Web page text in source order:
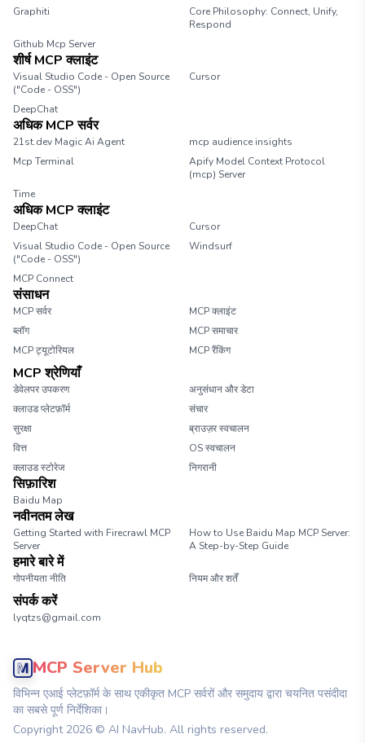
Graphiti
Core Philosophy: Connect, Unify,
Respond
Github Mcp Server
शीर्ष MCP क्लाइंट
Visual Studio Code - Open Source
("Code - OSS")
Cursor
DeepChat
अधिक MCP सर्वर
21st.dev Magic Ai Agent
mcp audience insights
Mcp Terminal
Apify Model Context Protocol
(mcp) Server
Time
अधिक MCP क्लाइंट
DeepChat
Cursor
Visual Studio Code - Open Source
("Code - OSS")
Windsurf
MCP Connect
संसाधन
MCP सर्वर
MCP क्लाइंट
ब्लॉग
MCP समाचार
MCP ट्यूटोरियल
MCP रैंकिंग
MCP श्रेणियाँ
डेवेलपर उपकरण
अनुसंधान और डेटा
क्लाउड प्लेटफ़ॉर्म
संचार
सुरक्षा
ब्राउज़र स्वचालन
वित्त
OS स्वचालन
क्लाउड स्टोरेज
निगरानी
सिफ़ारिश
Baidu Map
नवीनतम लेख
Getting Started with Firecrawl MCP
Server
How to Use Baidu Map MCP Server:
A Step-by-Step Guide
हमारे बारे में
गोपनीयता नीति नियम और शर्तें
संपर्क करें
lyqtzs@gmail.com
MCP Server Hub
विभिन्न एआई प्लेटफ़ॉर्म के साथ एकीकृत MCP सर्वरों और समुदाय द्वारा चयनित पसंदीदा
का सबसे पूर्ण निर्देशिका।
Copyright 2026 © AI NavHub. All rights reserved.